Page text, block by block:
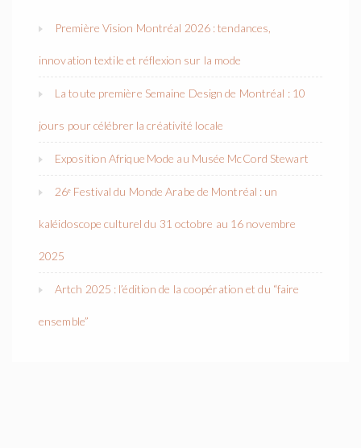
Première Vision Montréal 2026 : tendances,
innovation textile et réflexion sur la mode
La toute première Semaine Design de Montréal : 10
jours pour célébrer la créativité locale
Exposition Afrique Mode au Musée McCord Stewart
26ᵉ Festival du Monde Arabe de Montréal : un
kaléidoscope culturel du 31 octobre au 16 novembre
2025
Artch 2025 : l’édition de la coopération et du “faire
ensemble”